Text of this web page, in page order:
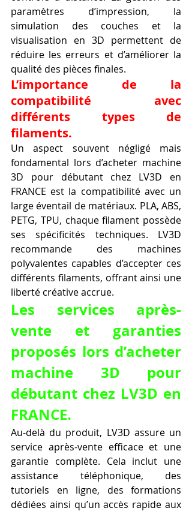
paramètres d’impression, la
simulation des couches et la
visualisation en 3D permettent de
réduire les erreurs et d’améliorer la
qualité des pièces finales.
L’importance de la
compatibilité avec
différents types de
filaments.
Un aspect souvent négligé mais
fondamental lors d’acheter machine
3D pour débutant chez LV3D en
FRANCE est la compatibilité avec un
large éventail de matériaux. PLA, ABS,
PETG, TPU, chaque filament possède
ses spécificités techniques. LV3D
recommande des machines
polyvalentes capables d’accepter ces
différents filaments, offrant ainsi une
liberté créative accrue.
Les services après-
vente et garanties
proposés lors d’acheter
machine 3D pour
débutant chez LV3D en
FRANCE.
Au-delà du produit, LV3D assure un
service après-vente efficace et une
garantie complète. Cela inclut une
assistance téléphonique, des
tutoriels en ligne, des formations
dédiées ainsi qu’un accès rapide aux